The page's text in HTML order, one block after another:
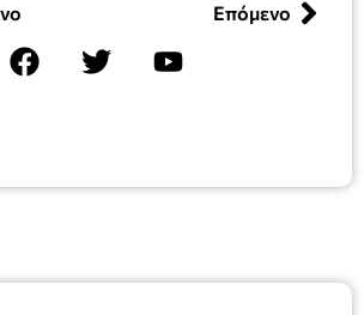
Επόμενο